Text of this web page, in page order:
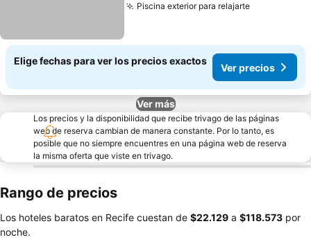
Piscina exterior para relajarte
Elige fechas para ver los precios exactos
Ver precios
Ver más
Los precios y la disponibilidad que recibe trivago de las páginas
web de reserva cambian de manera constante. Por lo tanto, es
posible que no siempre encuentres en una página web de reserva
la misma oferta que viste en trivago.
Rango de precios
Los hoteles baratos en Recife cuestan de ‎$22.129 a ‎$118.573 por
noche.